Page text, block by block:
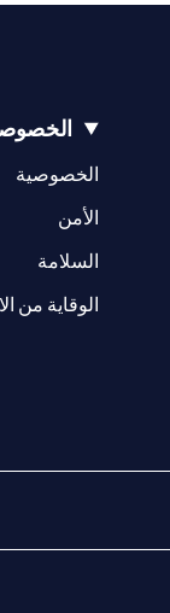
الخصوصية
الأمن
السلامة
الوقاية من